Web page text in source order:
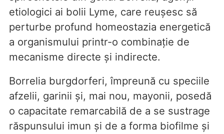
etiologici ai bolii Lyme, care reușesc să
perturbe profund homeostazia energetică
a organismului printr-o combinație de
mecanisme directe și indirecte.
Borrelia burgdorferi, împreună cu speciile
afzelii, garinii și, mai nou, mayonii, posedă
o capacitate remarcabilă de a se sustrage
răspunsului imun și de a forma biofilme și